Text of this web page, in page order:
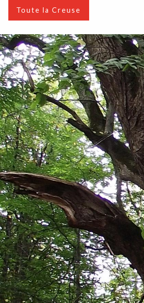
principal
Toute la Creuse